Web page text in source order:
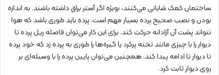
ساختمان کمک شایانی می‌کنند، بویژه اگر آستر براق داشته باشند. به اندازه
بودن و نصب صحیح پرده بسیار مهم است. پرده باید طوری باشد که هوا
نتواند پشت آن آزادانه حرکت کند. برای این کار می‌توان فاصله ریل پرده تا
دیوار را با چیزی مانند تخته پرکرد یا گیره‌ها را طوری به پرده زد که خود پرده
تا دیوار تا ادامه پیدا کند. همچنین می‌توان پایین پرده را با وسیله‌ای بر
روی دیوار ثابت کرد.